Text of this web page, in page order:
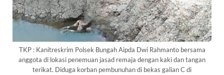
TKP : Kanitreskrim Polsek Bungah Aipda Dwi Rahmanto bersama
anggota di lokasi penemuan jasad remaja dengan kaki dan tangan
terikat. Diduga korban pembunuhan di bekas galian C di